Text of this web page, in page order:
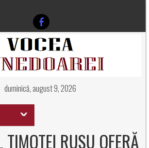
duminică, august 9, 2026
TIMOTEI RUSU OFERĂ